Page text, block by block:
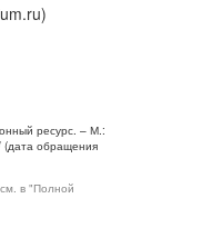
ресурс. – М.:
(дата обращения
в "Полной